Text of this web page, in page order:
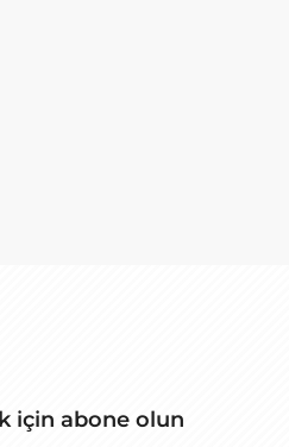
KAMPANYAYA GİT
için abone olun